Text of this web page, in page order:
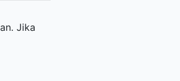
Jika